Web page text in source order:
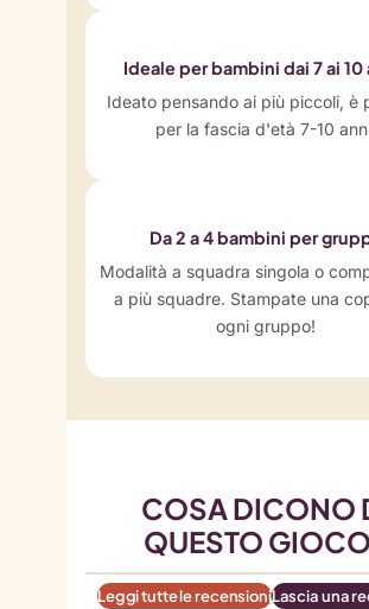
Ideale per bambini dai 7 ai 10
Ideato pensando ai più piccoli, è
per la fascia d'età 7-10
Da 2 a 4 bambini per
Modalità a squadra singola o
a più squadre. Stampate una
ogni gruppo!
COSA DICONO
QUESTO
Leggi tutte le recensioniLascia una